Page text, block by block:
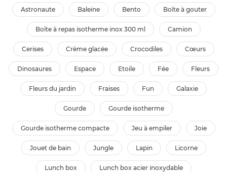
astronaute baleine bento boîte à gouter
boîte à repas isotherme inox 300 ml camion
cerises crème glacée crocodiles cœurs
dinosaures espace etoile fée fleurs
fleurs du jardin fraises fun galaxie
gourde gourde isotherme
gourde isotherme compacte jeu à empiler joie
jouet de bain jungle lapin licorne
lunch box lunch box acier inoxydable